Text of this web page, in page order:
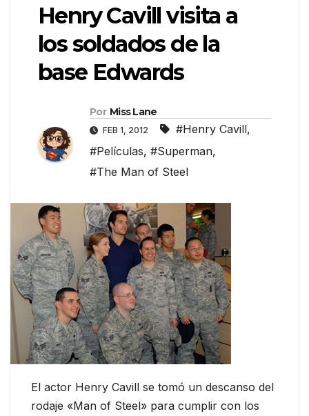
Henry Cavill visita a
los soldados de la
base Edwards
Por Miss Lane
FEB 1, 2012 #Henry Cavill,
#Películas, #Superman,
#The Man of Steel
El actor Henry Cavill se tomó un descanso del
rodaje «Man of Steel» para cumplir con los